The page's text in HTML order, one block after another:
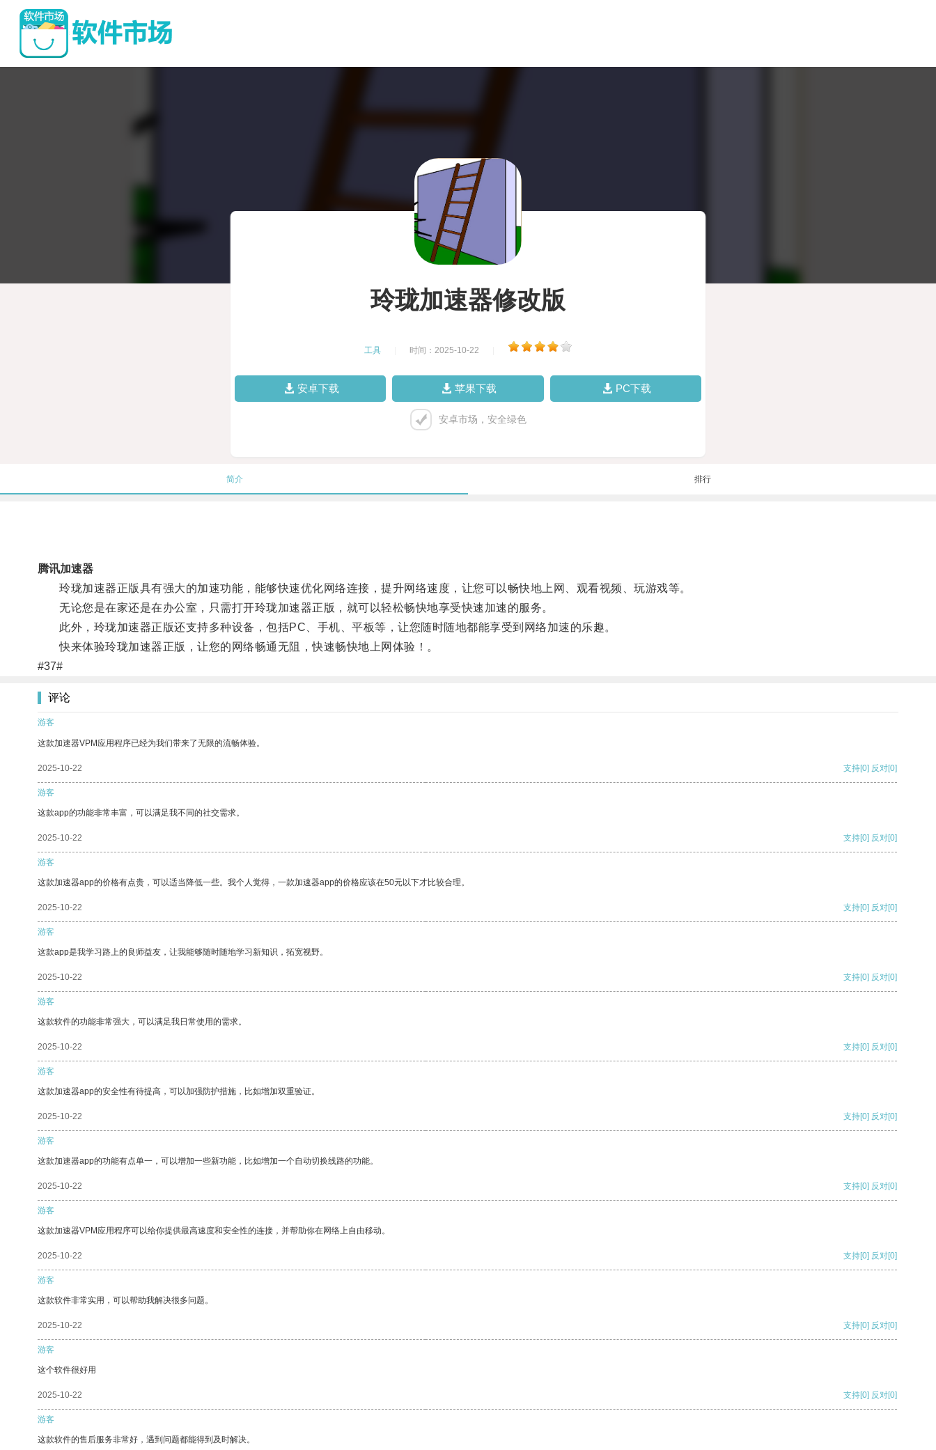
玲珑加速器修改版
工具 时间：2025-10-22
安卓下载 苹果下载 PC下载
安卓市场，安全绿色
简介 排行
腾讯加速器
玲珑加速器正版具有强大的加速功能，能够快速优化网络连接，提升网络速度，让您可以畅快地上网、观看视频、玩游戏等。
无论您是在家还是在办公室，只需打开玲珑加速器正版，就可以轻松畅快地享受快速加速的服务。
此外，玲珑加速器正版还支持多种设备，包括PC、手机、平板等，让您随时随地都能享受到网络加速的乐趣。
快来体验玲珑加速器正版，让您的网络畅通无阻，快速畅快地上网体验！。
#37#
评论
游客
这款加速器VPM应用程序已经为我们带来了无限的流畅体验。
2025-10-22 支持[0] 反对[0]
游客
这款app的功能非常丰富，可以满足我不同的社交需求。
2025-10-22 支持[0] 反对[0]
游客
这款加速器app的价格有点贵，可以适当降低一些。我个人觉得，一款加速器app的价格应该在50元以下才比较合理。
2025-10-22 支持[0] 反对[0]
游客
这款app是我学习路上的良师益友，让我能够随时随地学习新知识，拓宽视野。
2025-10-22 支持[0] 反对[0]
游客
这款软件的功能非常强大，可以满足我日常使用的需求。
2025-10-22 支持[0] 反对[0]
游客
这款加速器app的安全性有待提高，可以加强防护措施，比如增加双重验证。
2025-10-22 支持[0] 反对[0]
游客
这款加速器app的功能有点单一，可以增加一些新功能，比如增加一个自动切换线路的功能。
2025-10-22 支持[0] 反对[0]
游客
这款加速器VPM应用程序可以给你提供最高速度和安全性的连接，并帮助你在网络上自由移动。
2025-10-22 支持[0] 反对[0]
游客
这款软件非常实用，可以帮助我解决很多问题。
2025-10-22 支持[0] 反对[0]
游客
这个软件很好用
2025-10-22 支持[0] 反对[0]
游客
这款软件的售后服务非常好，遇到问题都能得到及时解决。